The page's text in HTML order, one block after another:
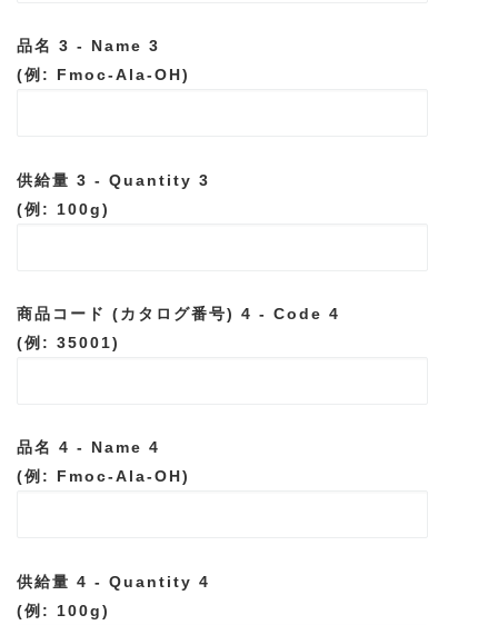
品名 3 - Name 3
(例: Fmoc-Ala-OH)
供給量 3 - Quantity 3
(例: 100g)
商品コード (カタログ番号) 4 - Code 4
(例: 35001)
品名 4 - Name 4
(例: Fmoc-Ala-OH)
供給量 4 - Quantity 4
(例: 100g)